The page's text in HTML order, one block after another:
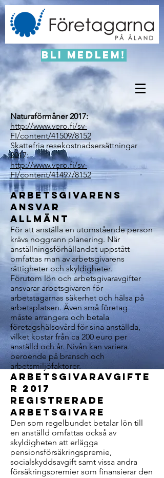
Bli medlem!
Naturaförmåner 2017:
http://www.vero.fi/sv-
FI/content/41509/8152
Skattefria resekostnadsersättningar
2017:
http://www.vero.fi/sv-
FI/content/41497/8152
Arbetsgivarens
ansvar
Allmänt
För att anställa en utomstående person
krävs noggrann planering. När
anställningsförhållandet uppstått
omfattas man av arbetsgivarens
rättigheter och skyldigheter.
Förutom lön och arbetsgivaravgifter
ansvarar arbetsgivaren för
arbetstagarnas säkerhet och hälsa på
arbetsplatsen. Även små företag
måste arrangera och betala
företagshälsovård för sina anställda,
vilket kostar från ca 200 euro per
anställd och år. Nivån kan variera
beroende på bransch och
arbetsmiljöfaktorer.
Arbetsgivaravgifte
r 2017
Registrerade
arbetsgivare
Den som regelbundet betalar lön till
en anställd omfattas också av
skyldigheten att erlägga
pensionsförsäkringspremie,
socialskyddsavgift samt vissa andra
försäkringspremier som finansierar den